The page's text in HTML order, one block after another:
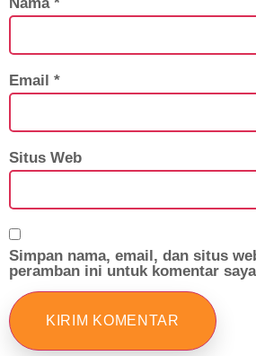
Email *
Situs Web
Simpan nama, email, dan situs
peramban ini untuk komentar